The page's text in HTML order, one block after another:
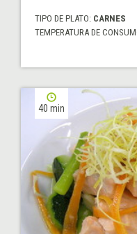
TIPO DE PLATO: CARNES
TEMPERATURA DE
40 min